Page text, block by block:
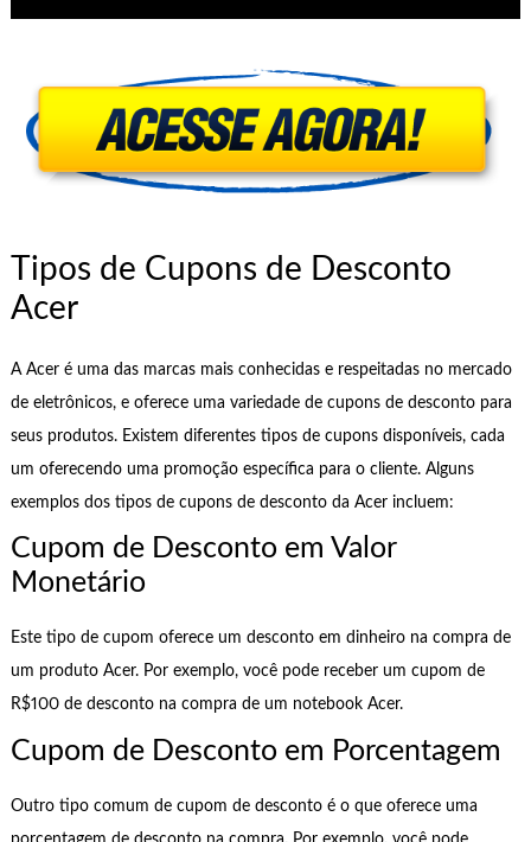
Tipos de Cupons de Desconto
Acer
A Acer é uma das marcas mais conhecidas e respeitadas no mercado
de eletrônicos, e oferece uma variedade de cupons de desconto para
seus produtos. Existem diferentes tipos de cupons disponíveis, cada
um oferecendo uma promoção específica para o cliente. Alguns
exemplos dos tipos de cupons de desconto da Acer incluem:
Cupom de Desconto em Valor
Monetário
Este tipo de cupom oferece um desconto em dinheiro na compra de
um produto Acer. Por exemplo, você pode receber um cupom de
R$100 de desconto na compra de um notebook Acer.
Cupom de Desconto em Porcentagem
Outro tipo comum de cupom de desconto é o que oferece uma